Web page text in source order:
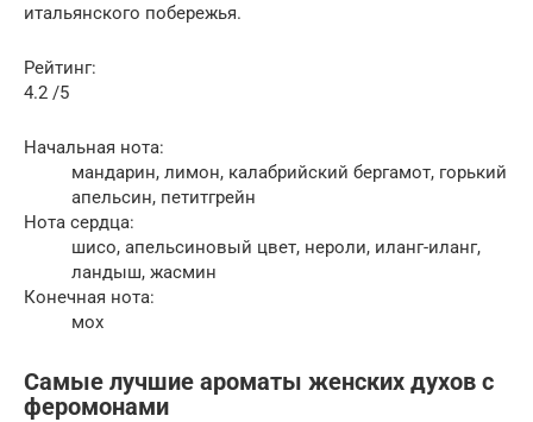
итальянского побережья.
Рейтинг:
4.2 /5
Начальная нота:
мандарин, лимон, калабрийский бергамот, горький
апельсин, петитгрейн
Нота сердца:
шисо, апельсиновый цвет, нероли, иланг-иланг,
ландыш, жасмин
Конечная нота:
мох
Самые лучшие ароматы женских духов с
феромонами